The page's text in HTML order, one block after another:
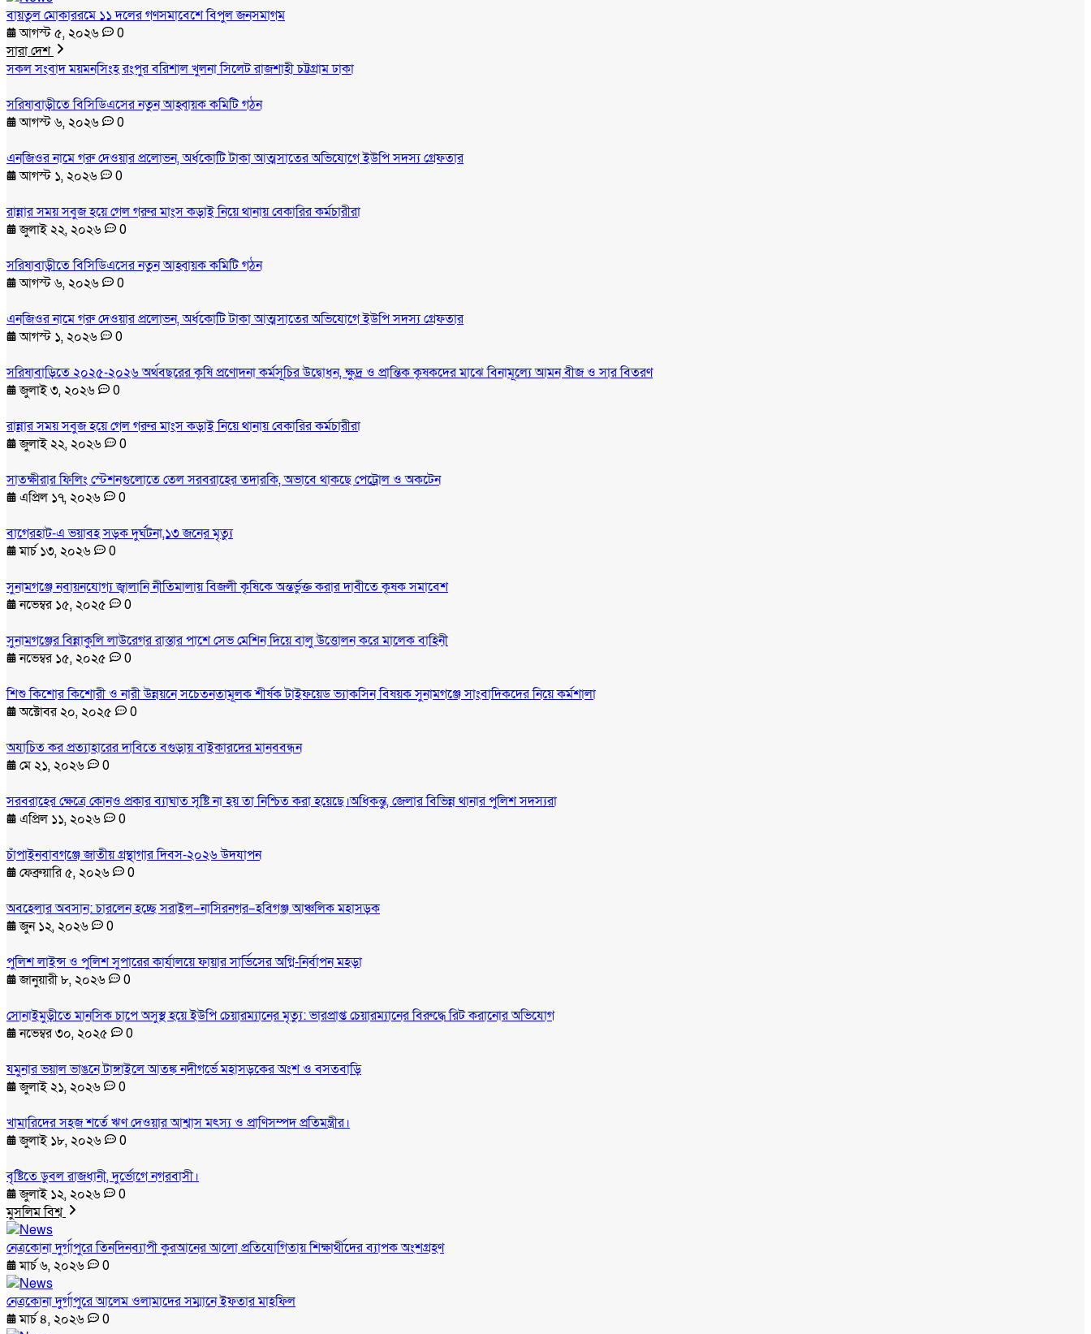
বায়তুল মোকাররমে ১১ দলের গণসমাবেশে বিপুল জনসমাগম
আগস্ট ৫, ২০২৬
0
সারা দেশ
সকল সংবাদময়মনসিংহরংপুরবরিশালখুলনাসিলেটরাজশাহীচট্টগ্রামঢাকা
সরিষাবাড়ীতে বিসিডিএসের নতুন আহ্বায়ক কমিটি গঠন
আগস্ট ৬, ২০২৬
0
এনজিওর নামে গরু দেওয়ার প্রলোভন, অর্ধকোটি টাকা আত্মসাতের অভিযোগে ইউপি সদস্য গ্রেফতার
আগস্ট ১, ২০২৬
0
রান্নার সময় সবুজ হয়ে গেল গরুর মাংস কড়াই নিয়ে থানায় বেকারির কর্মচারীরা
জুলাই ২২, ২০২৬
0
সরিষাবাড়ীতে বিসিডিএসের নতুন আহ্বায়ক কমিটি গঠন
আগস্ট ৬, ২০২৬
0
এনজিওর নামে গরু দেওয়ার প্রলোভন, অর্ধকোটি টাকা আত্মসাতের অভিযোগে ইউপি সদস্য গ্রেফতার
আগস্ট ১, ২০২৬
0
সরিষাবাড়িতে ২০২৫-২০২৬ অর্থবছরের কৃষি প্রণোদনা কর্মসূচির উদ্বোধন, ক্ষুদ্র ও প্রান্তিক কৃষকদের মাঝে বিনামূল্যে আমন বীজ ও সার বিতরণ
জুলাই ৩, ২০২৬
0
রান্নার সময় সবুজ হয়ে গেল গরুর মাংস কড়াই নিয়ে থানায় বেকারির কর্মচারীরা
জুলাই ২২, ২০২৬
0
সাতক্ষীরার ফিলিং স্টেশনগুলোতে তেল সরবরাহের তদারকি, অভাবে থাকছে পেট্রোল ও অকটেন
এপ্রিল ১৭, ২০২৬
0
বাগেরহাট-এ ভয়াবহ সড়ক দুর্ঘটনা,১৩ জনের মৃত্যু
মার্চ ১৩, ২০২৬
0
সুনামগঞ্জে নবায়নযোগ্য জ্বালানি নীতিমালায় বিজলী কৃষিকে অন্তর্ভুক্ত করার দাবীতে কৃষক সমাবেশ
নভেম্বর ১৫, ২০২৫
0
সুনামগঞ্জের বিন্নাকুলি লাউরেগর রাস্তার পাশে সেভ মেশিন দিয়ে বালু উত্তোলন করে মালেক বাহিনী
নভেম্বর ১৫, ২০২৫
0
শিশু কিশোর কিশোরী ও নারী উন্নয়নে সচেতনতামূলক শীর্ষক টাইফয়েড ভ্যাকসিন বিষয়ক সুনামগঞ্জে সাংবাদিকদের নিয়ে কর্মশালা
অক্টোবর ২০, ২০২৫
0
অযাচিত কর প্রত্যাহারের দাবিতে বগুড়ায় বাইকারদের মানববন্ধন
মে ২১, ২০২৬
0
সরবরাহের ক্ষেত্রে কোনও প্রকার ব্যাঘাত সৃষ্টি না হয় তা নিশ্চিত করা হয়েছে।অধিকন্তু, জেলার বিভিন্ন থানার পুলিশ সদস্যরা
এপ্রিল ১১, ২০২৬
0
চাঁপাইনবাবগঞ্জে জাতীয় গ্রন্থাগার দিবস-২০২৬ উদযাপন
ফেব্রুয়ারি ৫, ২০২৬
0
অবহেলার অবসান: চারলেন হচ্ছে সরাইল–নাসিরনগর–হবিগঞ্জ আঞ্চলিক মহাসড়ক
জুন ১২, ২০২৬
0
পুলিশ লাইন্স ও পুলিশ সুপারের কার্যালয়ে ফায়ার সার্ভিসের অগ্নি-নির্বাপন মহড়া
জানুয়ারী ৮, ২০২৬
0
সোনাইমুড়ীতে মানসিক চাপে অসুস্থ হয়ে ইউপি চেয়ারম্যানের মৃত্যু: ভারপ্রাপ্ত চেয়ারম্যানের বিরুদ্ধে রিট করানোর অভিযোগ
নভেম্বর ৩০, ২০২৫
0
যমুনার ভয়াল ভাঙনে টাঙ্গাইলে আতঙ্ক নদীগর্ভে মহাসড়কের অংশ ও বসতবাড়ি
জুলাই ২১, ২০২৬
0
খামারিদের সহজ শর্তে ঋণ দেওয়ার আশ্বাস মৎস্য ও প্রাণিসম্পদ প্রতিমন্ত্রীর।
জুলাই ১৮, ২০২৬
0
বৃষ্টিতে ডুবল রাজধানী, দুর্ভোগে নগরবাসী।
জুলাই ১২, ২০২৬
0
মুসলিম বিশ্ব
নেত্রকোনা দুর্গাপুরে তিনদিনব্যাপী কুরআনের আলো প্রতিযোগিতায় শিক্ষার্থীদের ব্যাপক অংশগ্রহণ
মার্চ ৬, ২০২৬
0
নেত্রকোনা দুর্গাপুরে আলেম ওলামাদের সম্মানে ইফতার মাহফিল
মার্চ ৪, ২০২৬
0